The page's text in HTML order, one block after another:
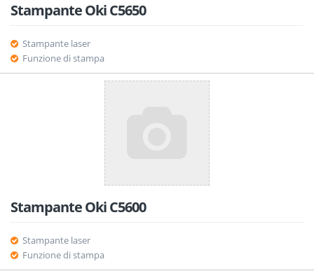
Stampante Oki C5650
Stampante laser
Funzione di stampa
Stampante Oki C5600
Stampante laser
Funzione di stampa